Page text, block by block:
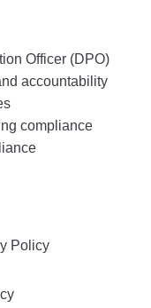
Officer (DPO)
accountability
compliance
Policy